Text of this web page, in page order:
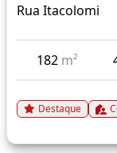
Rua Itacolomi
182 m²
Destaque